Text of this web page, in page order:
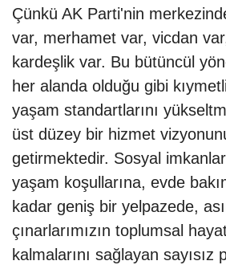
Çünkü AK Parti'nin
var, merhamet var, vicdan
kardeşlik var. Bu bütüncül
her alanda olduğu gibi
yaşam standartlarını
üst düzey bir hizmet
getirmektedir. Sosyal
yaşam koşullarına, evde
kadar geniş bir yelpazede,
çınarlarımızın toplumsal
kalmalarını sağlayan sayısız